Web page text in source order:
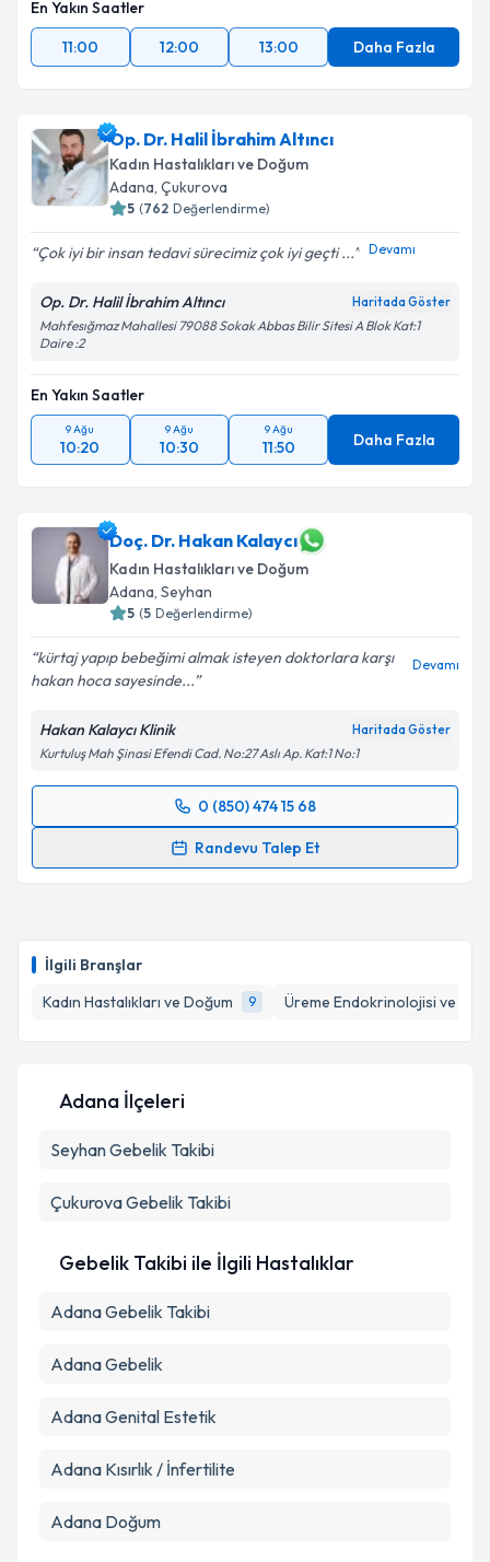
İlgili Branşlar
Kadın Hastalıkları ve Doğum
9 Üreme Endokrinolojisi ve
En Yakın Saatler
11:00
12:00 13:00 Daha Fazla
Op. Dr. Halil İbrahim Altıncı
Kadın Hastalıkları ve Doğum
Adana, Çukurova
5 (762 Değerlendirme)
Çok iyi bir insan tedavi sürecimiz çok iyi geçti ... Devamı
Op. Dr. Halil İbrahim Altıncı Haritada Göster
Mahfesığmaz Mahallesi 79088 Sokak Abbas Bilir Sitesi A Blok Kat:1
Daire :2
En Yakın Saatler
9 Ağu
10:20
9 Ağu
10:30
9 Ağu
11:50 Daha Fazla
Doç. Dr. Hakan Kalaycı
Kadın Hastalıkları ve Doğum
Adana, Seyhan
5 (5 Değerlendirme)
kürtaj yapıp bebeğimi almak isteyen doktorlara karşı
hakan hoca sayesinde...
Devamı
Hakan Kalaycı Klinik Haritada Göster
Kurtuluş Mah Şinasi Efendi Cad. No:27 Aslı Ap. Kat:1 No:1
0 (850) 474 15 68
Randevu Talep Et
Randevu Takvimi Talebi
E-posta Adresiniz
Kişisel verilerimin işlenmesine ilişkin
Metni'ni okudum ve kişisel verilerimin belirtilen
Takvim Talebini Gönder
Adana İlçeleri
SeyhanGebelik Takibi
ÇukurovaGebelik Takibi
Gebelik Takibi ile İlgili Hastalıklar
Adana Gebelik Takibi
Adana Gebelik
Adana Genital Estetik
Adana Kısırlık / İnfertilite
Adana Doğum